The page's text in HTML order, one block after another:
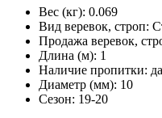
Вес (кг): 0.069
Вид веревок, строп:
Продажа веревок,
Длина (м): 1
Наличие пропитки: да
Диаметр (мм): 10
Сезон: 19-20